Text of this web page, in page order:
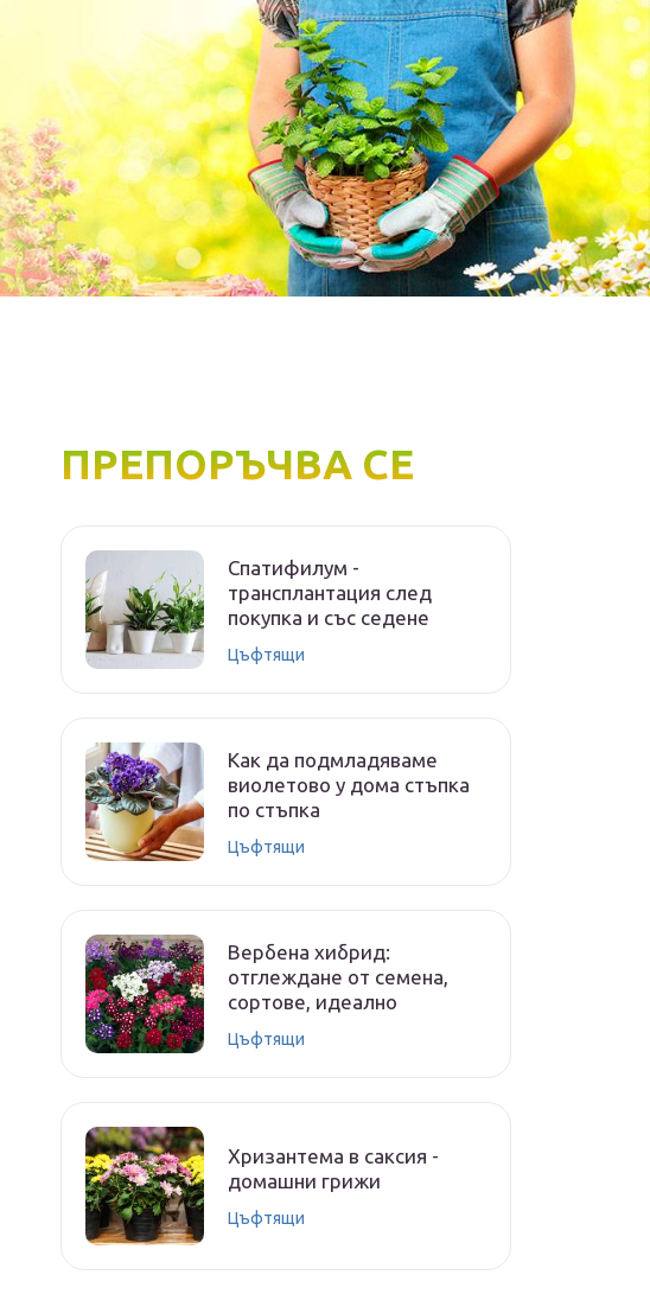
ПРЕПОРЪЧВА СЕ
Спатифилум -
трансплантация след
покупка и със седене
Цъфтящи
Как да подмладяваме
виолетово у дома стъпка
по стъпка
Цъфтящи
Вербена хибрид:
отглеждане от семена,
сортове, идеално
Цъфтящи
Хризантема в саксия -
домашни грижи
Цъфтящи